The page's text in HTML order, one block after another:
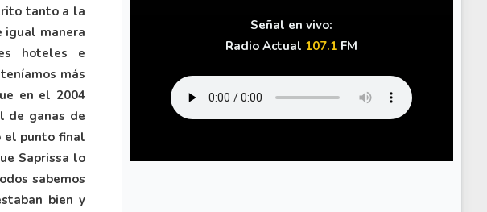
Señal en vivo:
Radio Actual 107.1FM
tanto a la
igual manera
hoteles e
más
en el 2004
de ganas de
el punto final
Saprissa lo
sabemos
bien y